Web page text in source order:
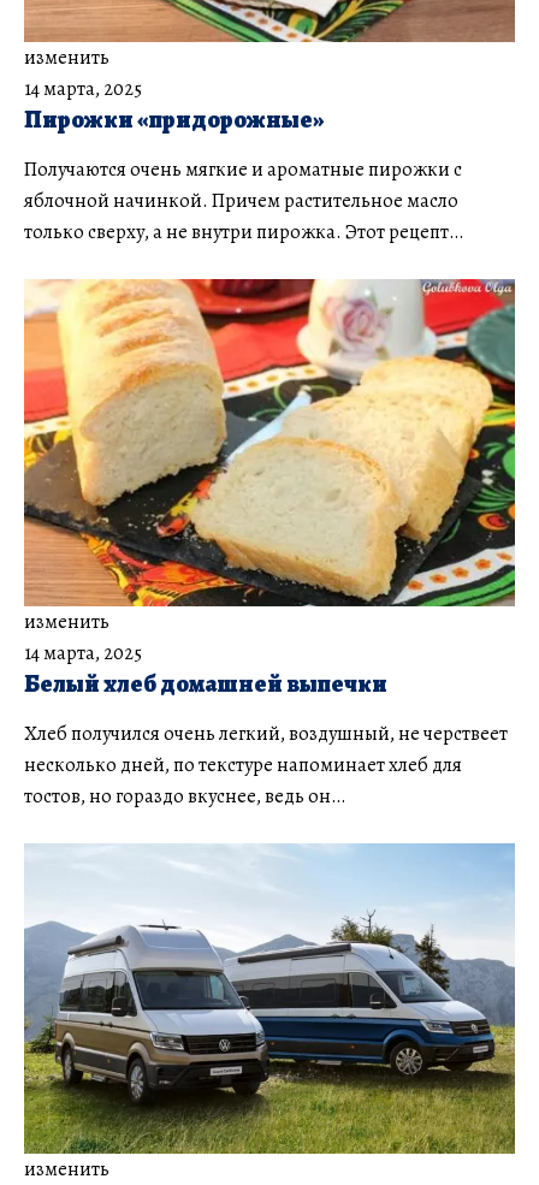
изменить
14 марта, 2025
Пирожки «придорожные»
Получаются очень мягкие и ароматные пирожки с
яблочной начинкой. Причем растительное масло
только сверху, а не внутри пирожка. Этот рецепт…
изменить
14 марта, 2025
Белый хлеб домашней выпечки
Хлеб получился очень легкий, воздушный, не черствеет
несколько дней, по текстуре напоминает хлеб для
тостов, но гораздо вкуснее, ведь он…
изменить